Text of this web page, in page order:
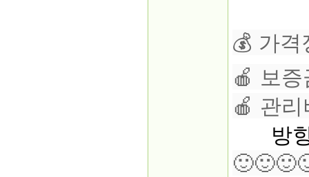
💰 가격
🍎 보
🍎 관
방향